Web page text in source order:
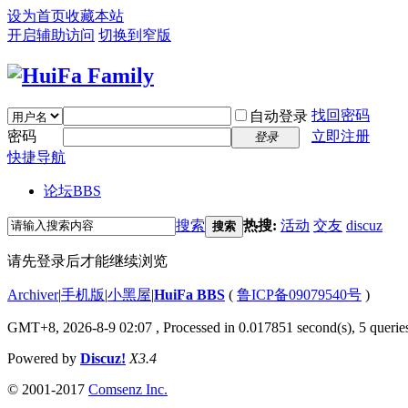
设为首页收藏本站
开启辅助访问 切换到窄版
自动登录 找回密码
密码
登录
立即注册
快捷导航
论坛BBS
搜索 搜索 热搜: 活动 交友 discuz
请先登录后才能继续浏览
Archiver|手机版|小黑屋|HuiFa BBS ( 鲁ICP备09079540号 )
GMT+8, 2026-8-9 02:07 , Processed in 0.017851 second(s), 5
Powered by Discuz! X3.4
© 2001-2017 Comsenz Inc.